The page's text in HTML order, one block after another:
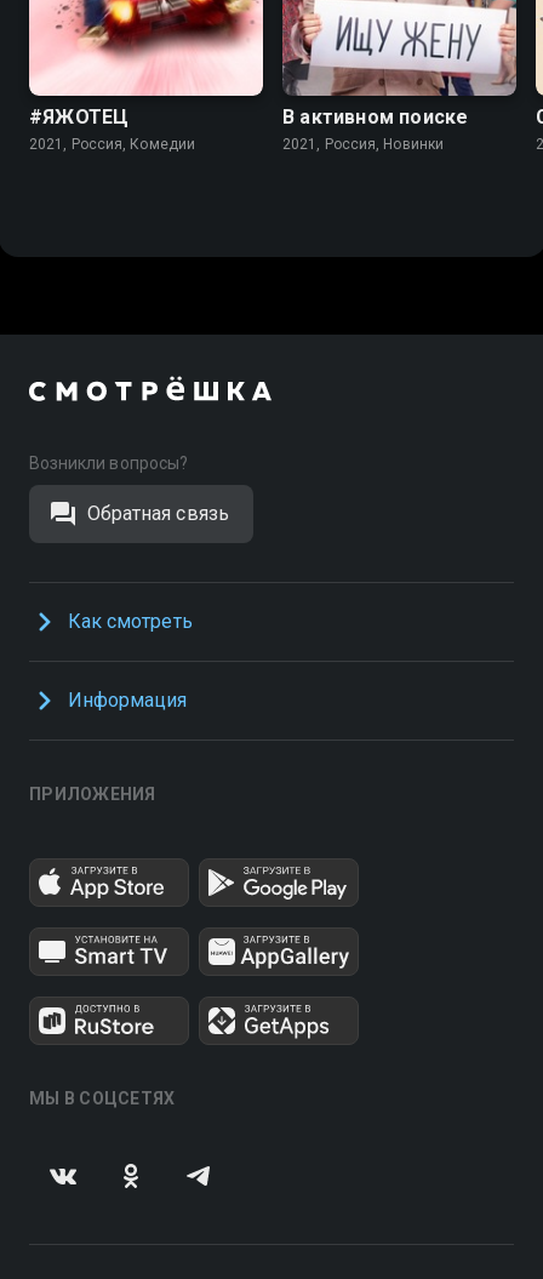
#ЯЖОТЕЦ
2021, Россия, Комедии
В активном поиске
2021, Россия, Новинки
Возникли вопросы?
Обратная связь
Как смотреть
Информация
ПРИЛОЖЕНИЯ
МЫ В СОЦСЕТЯХ